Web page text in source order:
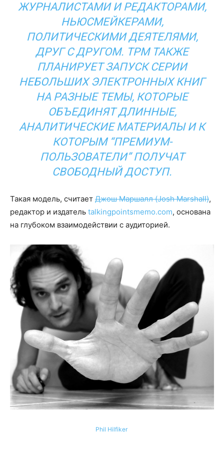
ЖУРНАЛИСТАМИ И РЕДАКТОРАМИ,
НЬЮСМЕЙКЕРАМИ,
ПОЛИТИЧЕСКИМИ ДЕЯТЕЛЯМИ,
ДРУГ С ДРУГОМ. TPM ТАКЖЕ
ПЛАНИРУЕТ ЗАПУСК СЕРИИ
НЕБОЛЬШИХ ЭЛЕКТРОННЫХ КНИГ
НА РАЗНЫЕ ТЕМЫ, КОТОРЫЕ
ОБЪЕДИНЯТ ДЛИННЫЕ,
АНАЛИТИЧЕСКИЕ МАТЕРИАЛЫ И К
КОТОРЫМ “ПРЕМИУМ-
ПОЛЬЗОВАТЕЛИ” ПОЛУЧАТ
СВОБОДНЫЙ ДОСТУП.
Такая модель, считает Джош Маршалл (Josh Marshall),
редактор и издатель talkingpointsmemo.com, основана
на глубоком взаимодействии с аудиторией.
Phil Hilfiker